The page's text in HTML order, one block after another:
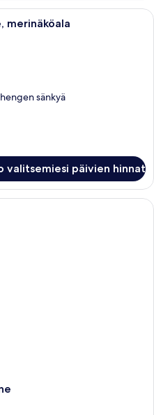
Hotellihuone, jossa on kaksi
merinäköala
sänkyä
valitsemiesi päivien hinnat